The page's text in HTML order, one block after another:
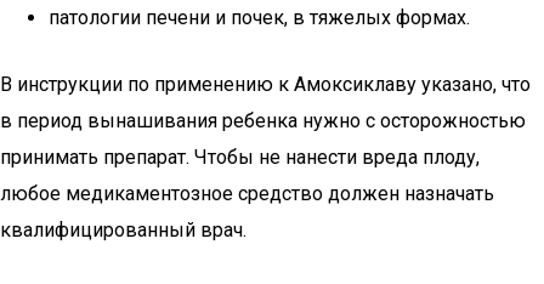
патологии печени и почек, в тяжелых формах.
В инструкции по применению к Амоксиклаву указано, что
в период вынашивания ребенка нужно с осторожностью
принимать препарат. Чтобы не нанести вреда плоду,
любое медикаментозное средство должен назначать
квалифицированный врач.